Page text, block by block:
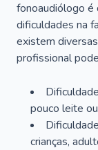
fonoaudiólogo é
dificuldades na
existem
profissional
pouco leite
crianças,